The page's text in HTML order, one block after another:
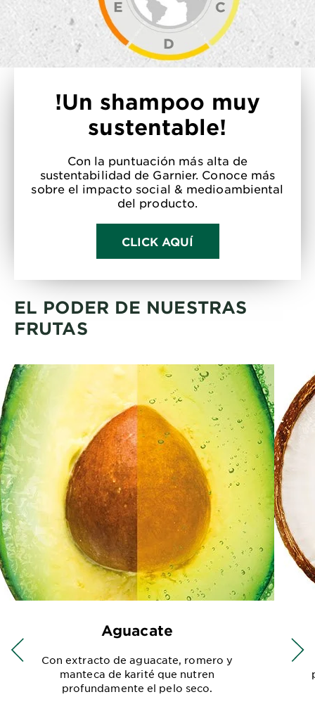
!Un shampoo muy
sustentable!
Con la puntuación más alta de
sustentabilidad de Garnier. Conoce más
sobre el impacto social & medioambiental
del producto.
CLICK AQUÍ
EL PODER DE NUESTRAS
FRUTAS
Aguacate
Con extracto de aguacate, romero y
manteca de karité que nutren
profundamente el pelo seco.